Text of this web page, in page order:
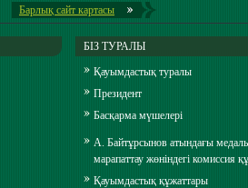
Барлық cайт картасы
БІЗ ТУРАЛЫ
Қауымдастық туралы
Президент
Басқарма мүшелері
А. Байтұрсынов атындағы
марапаттау жөніндегі комиссия
Қауымдастық құжаттары